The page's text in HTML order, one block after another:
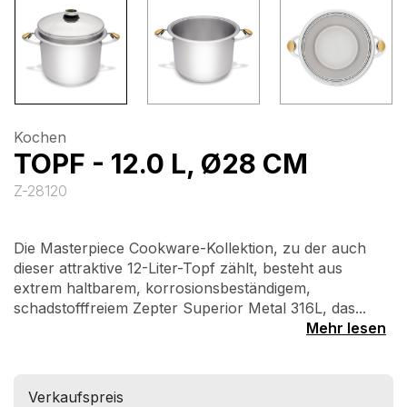
Kochen
TOPF - 12.0 L, Ø28 CM
Z-28120
Die Masterpiece Cookware-Kollektion, zu der auch
dieser attraktive 12-Liter-Topf zählt, besteht aus
extrem haltbarem, korrosionsbeständigem,
schadstofffreiem Zepter Superior Metal 316L, das...
Mehr lesen
Verkaufspreis